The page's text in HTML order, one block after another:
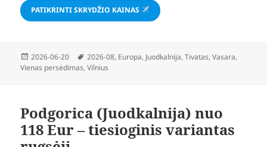
PATIKRINTI SKRYDŽIO KAINAS
Paskelbta
2026-06-20 Žymos
2026-08, Europa, Juodkalnija,Tivatas,Vasara,
Vienas persėdimas,Vilnius
Podgorica (Juodkalnija) nuo
118 Eur – tiesioginis variantas